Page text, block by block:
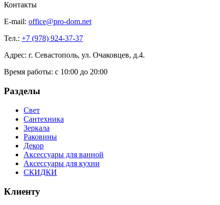
Контакты
E-mail: office@pro-dom.net
Тел.: +7 (978) 924-37-37
Адрес: г. Севастополь, ул. Очаковцев, д.4.
Время работы: с 10:00 до 20:00
Разделы
Свет
Сантехника
Зеркала
Раковины
Декор
Аксессуары для ванной
Аксессуары для кухни
СКИДКИ
Клиенту